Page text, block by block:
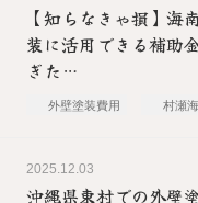
【知らなきゃ損】海
装に活用できる補助
ぎた…
外壁塗装費用 村瀬
2025.12.03
沖縄県東村での外壁